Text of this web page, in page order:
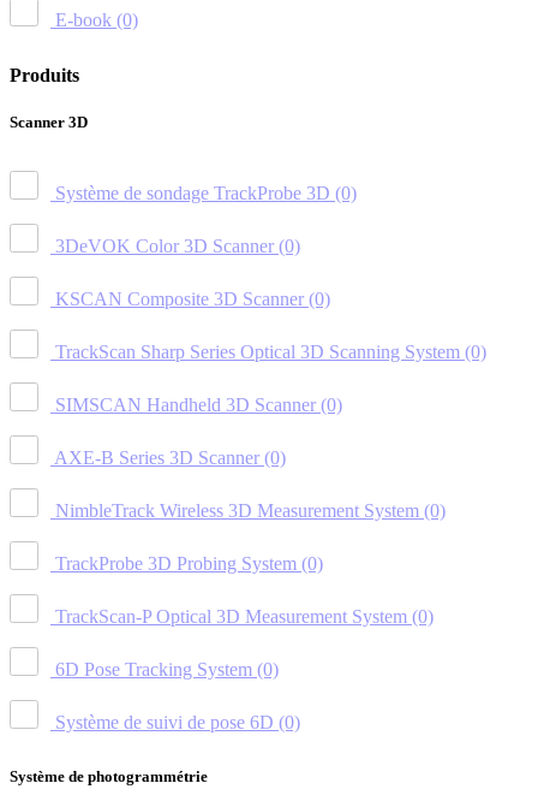
E-book (0)
Produits
Scanner 3D
Système de sondage TrackProbe 3D (0)
3DeVOK Color 3D Scanner (0)
KSCAN Composite 3D Scanner (0)
TrackScan Sharp Series Optical 3D Scanning System (0)
SIMSCAN Handheld 3D Scanner (0)
AXE-B Series 3D Scanner (0)
NimbleTrack Wireless 3D Measurement System (0)
TrackProbe 3D Probing System (0)
TrackScan-P Optical 3D Measurement System (0)
6D Pose Tracking System (0)
Système de suivi de pose 6D (0)
Système de photogrammétrie